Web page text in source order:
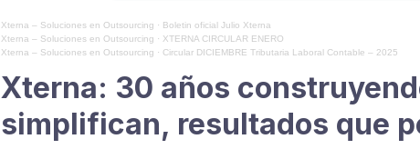
Xterna – Soluciones en Outsourcing · Boletin oficial Julio Xterna
Xterna – Soluciones en Outsourcing · XTERNA CIRCULAR ENERO
Xterna – Soluciones en Outsourcing · Circular DICIEMBRE Tributaria Laboral Contable – 2025
Xterna: 30 años
simplifican, resultados que